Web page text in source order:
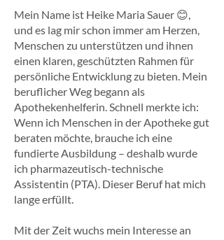
Mein Name ist Heike Maria Sauer 😊,
und es lag mir schon immer am Herzen,
Menschen zu unterstützen und ihnen
einen klaren, geschützten Rahmen für
persönliche Entwicklung zu bieten. Mein
beruflicher Weg begann als
Apothekenhelferin. Schnell merkte ich:
Wenn ich Menschen in der Apotheke gut
beraten möchte, brauche ich eine
fundierte Ausbildung – deshalb wurde
ich pharmazeutisch-technische
Assistentin (PTA). Dieser Beruf hat mich
lange erfüllt.
Mit der Zeit wuchs mein Interesse an